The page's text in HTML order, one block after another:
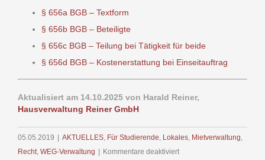
§ 656a BGB – Textform
§ 656b BGB – Beteiligte
§ 656c BGB – Teilung bei Tätigkeit für beide
§ 656d BGB – Kostenerstattung bei Einseitauftrag
Aktualisiert am 14.10.2025 von Harald Reiner,
Hausverwaltung Reiner GmbH
05.05.2019 | AKTUELLES Für Studierende Lokales Mietverwaltung
Recht WEG-Verwaltung | Kommentare deaktiviertfür